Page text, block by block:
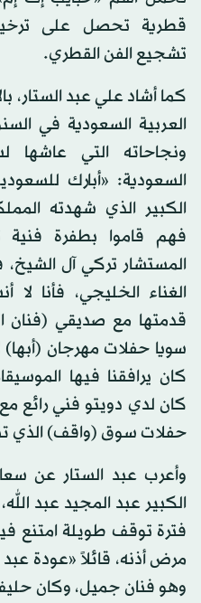
قطرية تحصل على
تشجيع الفن القطري.
كما أشاد علي عبد الستار،
العربية السعودية في
ونجاحاته التي عاشها
السعودية: «أبارك
الكبير الذي شهدته
فهم قاموا بطفرة
المستشار تركي آل الشيخ،
الغناء الخليجي، فأنا لا
قدمتها مع صديقي (فنان
كان يرافقنا فيها
كان لدي دويتو فني رائع
حفلات سوق (واقف) الذي
وأعرب عبد الستار عن
الكبير عبد المجيد عبد
فترة توقف طويلة امتنع
مرض أذنه، قائلاً «عودة
وهو فنان جميل، وكان